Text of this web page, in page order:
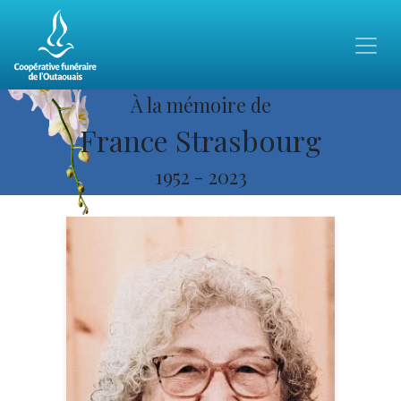
À la mémoire de
France Strasbourg
1952 - 2023